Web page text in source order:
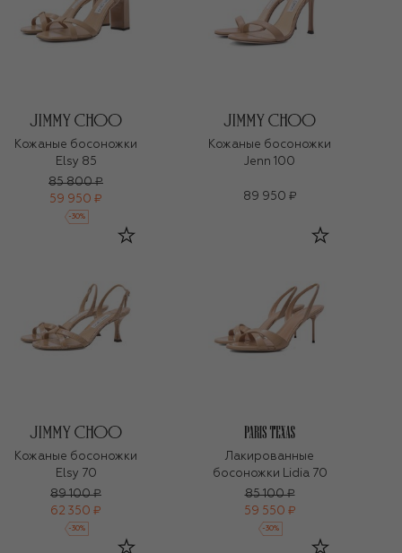
Кожаные босоножки
Elsy 85
85 800 ₽
59 950 ₽
-30%
Кожаные босоножки
Jenn 100
89 950 ₽
Кожаные босоножки
Elsy 70
89 100 ₽
62 350 ₽
-30%
Лакированные
босоножки Lidia 70
85 100 ₽
59 550 ₽
-30%